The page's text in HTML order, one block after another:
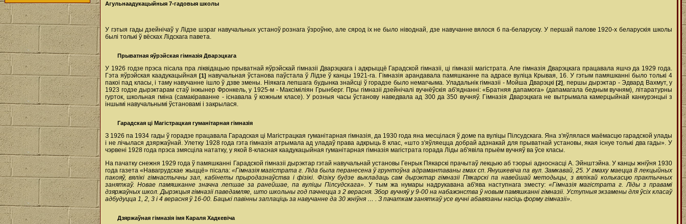
Агульнаадукацыйныя 7-гадовыя школы
У гэтыя гады дзейнічаў у Лідзе шэраг навучальных устаноў рознага ўзроўню, але сярод іх не было ніводнай, дзе навучанне вялося б па-беларуску. У першай палове 1920-х беларускія школы
былі толькі ў вёсках Лідскага павета.
Прыватная яўрэйская гімназія Дварэцкага
У 1926 годзе прэса пісала пра ліквідацыю прыватнай яўрэйскай гімназіі Дварэцкага і адкрыццё Гарадской гімназіі, ці гімназіі магістрата. Але гімназія Дварэцкага працавала яшчэ да 1929 года.
Гэта яўрэйская каадукацыйная [1] навучальная ўстанова паўстала ў Лідзе ў канцы 1921-га. Гімназія арандавала памяшканне па адрасе вуліца Крывая, 16. У гэтым памяшканні было толькі 4
пакоі пад класы, і таму навучанне ішло ў дзве змены. Ніякага лепшага будынка знайсці ў горадзе было немагчыма. Уладальнік гімназіі - Мойша Дварэцкі[2], першы дырэктар - Эдвард Вахмут, у
1923 годзе дырэктарам стаў інжынер Фронкель, у 1925-м - Максіміліян Грынберг. Пры гімназіі дзейнічалі вучнёўскія аб'яднанні: «Братняя дапамога» (дапамагала бедным вучням), літаратурны
гурток, школьная гміна (самакіраванне - існавала ў кожным класе). У розныя часы ўстанову наведвала ад 300 да 350 вучняў. Гімназія Дварэцкага не вытрымала камерцыйнай канкурэнцыі з
іншымі навучальнымі ўстановамі і закрылася.
Гарадская ці Магістрацкая гуманітарная гімназія
З 1926 па 1934 гады ў горадзе працавала Гарадская ці Магістрацкая гуманітарная гімназія, да 1930 года яна месцілася ў доме па вуліцы Пілсудскага. Яна з'яўлялася маёмасцю гарадской улады
і не лічылася дзяржаўнай. Улетку 1928 года гэта гімназія атрымала ад уладаў права адкрыць 8 клас, «што з'яўляецца добрай адзнакай для прыватнай установы, якая існуе толькі два гады». У
чэрвені 1928 года прэса змясціла нататку, у якой 8-класная каадукацыйная гуманітарная гімназія магістрата горада Ліды аб'явіла прыём вучняў ва ўсе класы.
На пачатку снежня 1929 года ў памяшканні Гарадской гімназіі дырэктар гэтай навучальнай установы Генрык Пякарскі прачытаў лекцыю аб тэорыі адноснасці А. Эйнштэйна. У канцы жніўня 1930
года газета «Навагрудскае жыццё» пісала: «Гімназія магістрата г. Ліда была перанесена ў грунтоўна адрамантаваны гмах сп. Янушкевіча па вул. Замкавай, 25. У гмаху маецца 8 лекцыйных
пакояў, вялікі гімнастычны зал, кабінеты прыродазнаўства і фізікі. Фізіку будзе выкладаць сам дырэктар гімназіі Пякарскі па навейшай методыцы, з вялікай колькасцю практычных
заняткаў. Новае памяшканне значна лепшае за ранейшае, па вуліцы Пілсудскага». У тым жа нумары надрукавана аб'ява наступнага зместу: «Гімназія магістрата г. Ліды з правамі
дзяржаўных школ. Дырэкцыя гімназіі паведамляе, што школьны год пачнецца з 2 верасня. Збор вучняў у 9-00 на набажэнства ў новым памяшканні гімназіі. Уступныя экзамены для ўсіх класаў
адбудуцца 1, 2, 3 і 4 верасня ў 16-00. Бацькі павінны заплаціць за навучанне да 30 жніўня … . З пачаткам заняткаў усе вучні абавязаны насіць форму гімназіі».
Дзяржаўная гімназія імя Караля Хадкевіча